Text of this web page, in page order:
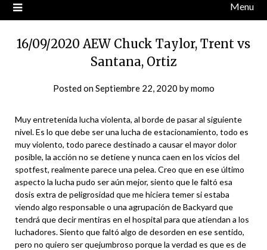
Menu
16/09/2020 AEW Chuck Taylor, Trent vs
Santana, Ortiz
Posted onSeptiembre 22, 2020 bymomo
Muy entretenida lucha violenta, al borde de pasar al siguiente
nivel. Es lo que debe ser una lucha de estacionamiento, todo es
muy violento, todo parece destinado a causar el mayor dolor
posible, la acción no se detiene y nunca caen en los vicios del
spotfest, realmente parece una pelea. Creo que en ese último
aspecto la lucha pudo ser aún mejor, siento que le faltó esa
dosis extra de peligrosidad que me hiciera temer si estaba
viendo algo responsable o una agrupación de Backyard que
tendrá que decir mentiras en el hospital para que atiendan a los
luchadores. Siento que faltó algo de desorden en ese sentido,
pero no quiero ser quejumbroso porque la verdad es que es de